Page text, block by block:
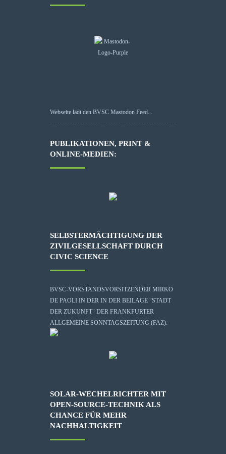
Webseite lädt den BVSC Mastodon Feed...
PUBLIKATIONEN, PRINT &
ONLINE-MEDIEN:
SELBSTERMÄCHTIGUNG DER
ZIVILGESELLSCHAFT DURCH
CIVIC SCIENCE
BVSC-VORSTANDSVORSITZENDER MIRKO
DE PAOLI IN DER IN DER BEILAGE "STADT
DER ZUKUNFT" DER FRANKFURTER
ALLGEMEINE SONNTAGSZEITUNG (FAZ):
SOLAR-WECHELRICHTER MIT
OPEN-SOURCE-TECHNIK ALS
CHANCE FÜR MEHR
NACHHALTIGKEIT